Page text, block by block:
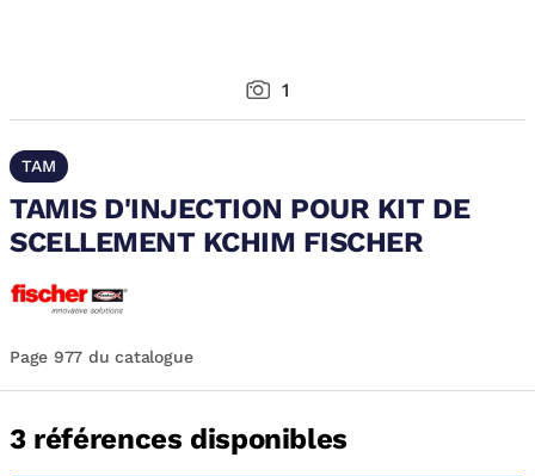
1
TAM
TAMIS D'INJECTION POUR KIT DE
SCELLEMENT KCHIM FISCHER
Page 977 du catalogue
3 références disponibles